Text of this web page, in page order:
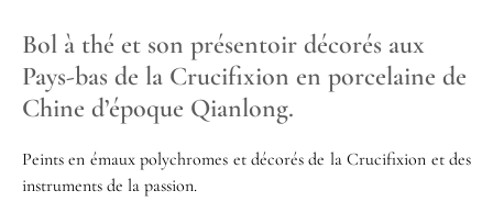
Bol à thé et son présentoir décorés aux
Pays-bas de la Crucifixion en porcelaine de
Chine d’époque Qianlong.
Peints en émaux polychromes et décorés de la Crucifixion et des
instruments de la passion.